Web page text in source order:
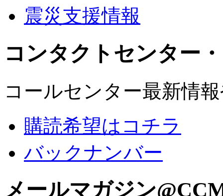
震災支援情報
コンタクトセンター
コールセンター最新情
購読希望はコチラ
バックナンバー
メールマガジン